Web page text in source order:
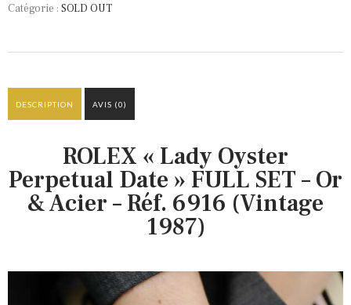
Catégorie : SOLD OUT
DESCRIPTION AVIS (0)
ROLEX « Lady Oyster
Perpetual Date » FULL SET – Or
& Acier – Réf. 6916 (Vintage
1987)